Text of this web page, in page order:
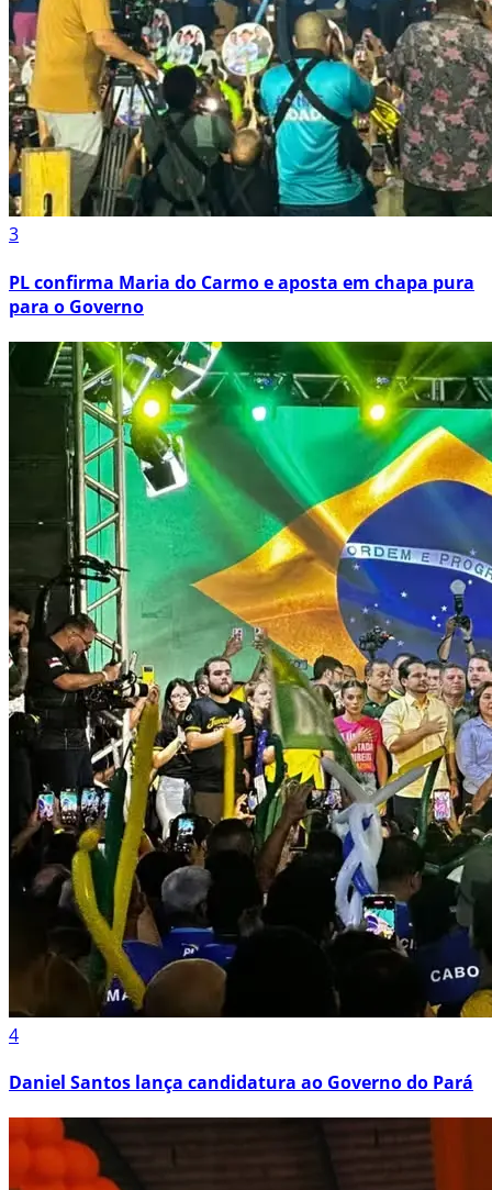
3
PL confirma Maria do Carmo e aposta em chapa pura
para o Governo
4
Daniel Santos lança candidatura ao Governo do Pará